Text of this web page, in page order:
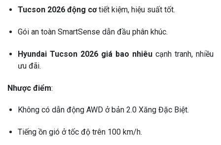
Tucson 2026 động cơtiết kiệm, hiệu suất tốt.
Gói an toàn SmartSense dẫn đầu phân khúc.
Hyundai Tucson 2026 giá bao nhiêucạnh tranh, nhiều
ưu đãi.
Nhược điểm:
Không có dẫn động AWD ở bản 2.0 Xăng Đặc Biệt.
Tiếng ồn gió ở tốc độ trên 100 km/h.